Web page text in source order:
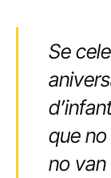
Se
que
no van